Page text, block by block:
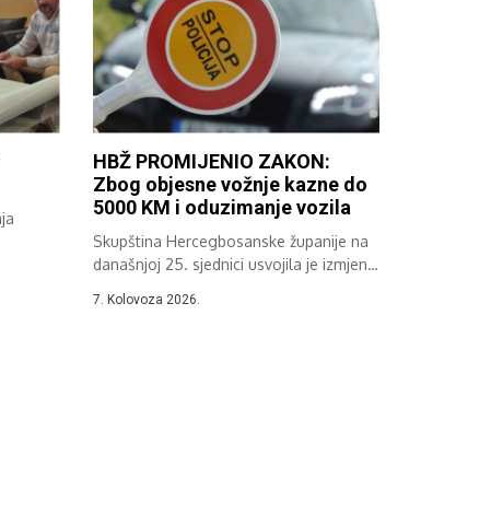
HBŽ PROMIJENIO ZAKON:
Zbog objesne vožnje kazne do
5000 KM i oduzimanje vozila
Skupština Hercegbosanske županije na
današnjoj 25. sjednici usvojila je izmjene
7. Kolovoza 2026.